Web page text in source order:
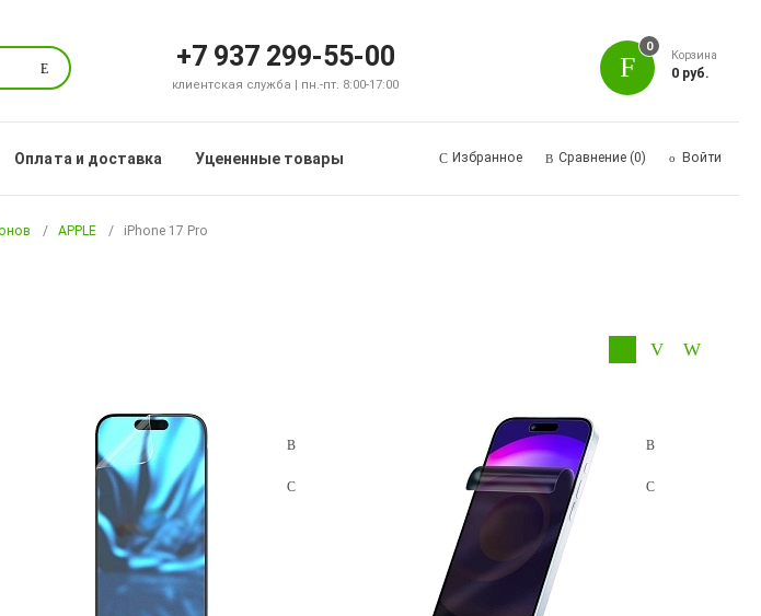
Поиск +7 937 299-55-00
клиентская служба | пн.-пт. 8:00-17:00
0
Корзина
0 руб.
Оплата и доставка Уцененные товары Избранное Сравнение (0) Войти
APPLE iPhone 17 Pro